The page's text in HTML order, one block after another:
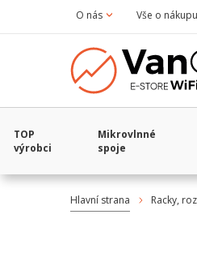
O nás Vše o nákupu
TOP
výrobci
Mikrovlnné
spoje
Hlavní strana Racky,